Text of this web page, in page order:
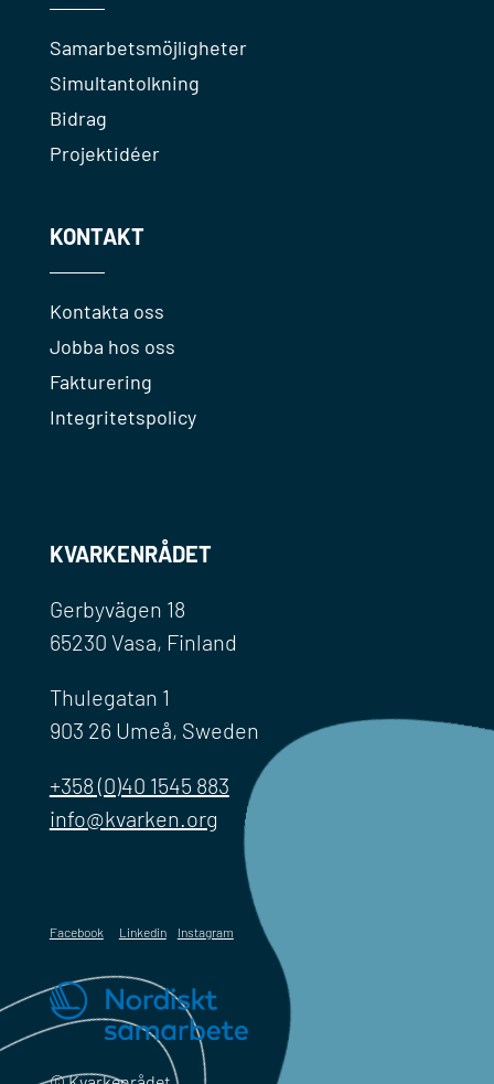
Samarbetsmöjligheter
Simultantolkning
Bidrag
Projektidéer
KONTAKT
Kontakta oss
Jobba hos oss
Fakturering
Integritetspolicy
KVARKENRÅDET
Gerbyvägen 18
65230 Vasa, Finland
Thulegatan 1
903 26 Umeå, Sweden
+358 (0)40 1545 883
info@kvarken.org
Facebook Linkedin Instagram